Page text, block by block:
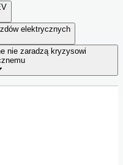
elektrycznych
nie zaradzą kryzysowi